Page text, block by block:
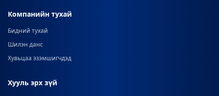
Компанийн тухай
Бидний тухай
Шилэн данс
Хувьцаа эзэмшигчдэд
Хууль эрх зүй